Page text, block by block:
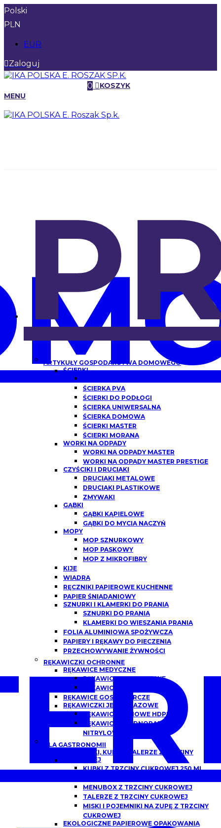
Polski
PLN
EUR
Zaloguj
0
KOSZYK
MENU
ARTYKUŁY GOSPODARSTWA DOMOWEGO
ŚCIERKI
ŚCIERKA PVA
ŚCIERKI DO PODŁOGI
ŚCIERKA UNIWERSALNA
ŚCIERKA DOMOWA
ŚCIERKI MASTER
ŚCIERKI MORANA
WORKI NA ODPADY
WORKI NA ODPADY MASTER
WORKI NA ODPADY MASTER PRESTIGE
CZYŚCIKI I DRUCIAKI
DRUCIAKI METALOWE
DRUCIAKI PLASTIKOWE
ZMYWAKI
GĄBKI
GĄBKI KĄPIELOWE
GĄBKI DO MYCIA NACZYŃ
MOPY
MOP SZNURKOWY
MOP PASKOWY
MOP Z MIKROFIBRY
KIJE
WIADRA
RĘCZNIKI PAPIEROWE KUCHENNE
PAPIER ŚNIADANIOWY
SZNURKI I KLAMERKI DO PRANIA
SZNURKI DO PRANIA
KLAMERKI DO WIESZANIA PRANIA
FOLIA ALUMINIOWA SPOŻYWCZA
PAPIERY I RĘKAWY DO PIECZENIA
PRZECHOWYWANIE ŻYWNOŚCI
RĘKAWICZKI OCHRONNE
RĘKAWICE MEDYCZNE
RĘKAWICZKI NITRYLOWE
RĘKAWICZKI LATEKSOWE
RĘKAWICE GOSPODARCZE
RĘKAWICZKI JEDNORAZOWE
RĘKAWICE FOLIOWE HDPE
RĘKAWICZKI JEDNORAZOWE
NITRYLOWE
DLA GASTRONOMII
POJEMNIKI, KUBKI I TALERZE Z TRZCINY
CUKROWEJ
KUBKI Z TRZCINY CUKROWEJ 250 ML,
MENUBOX Z TRZCINY CUKROWEJ
TALERZE Z TRZCINY CUKROWEJ
MISKI I POJEMNIKI NA ZUPĘ Z TRZCINY
CUKROWEJ
EKOLOGICZNE PAPIEROWE OPAKOWANIA